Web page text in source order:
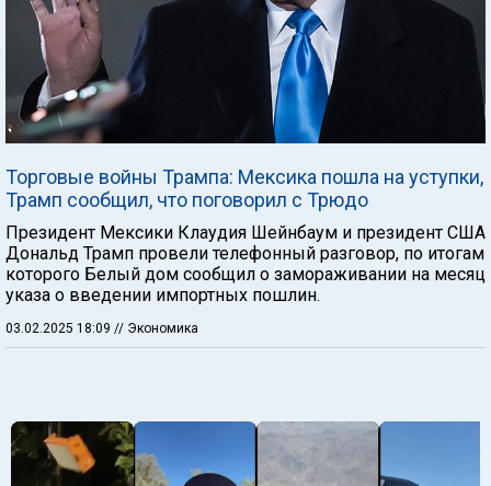
Торговые войны Трампа: Мексика пошла на уступки,
Трамп сообщил, что поговорил с Трюдо
Президент Мексики Клаудия Шейнбаум и президент США
Дональд Трамп провели телефонный разговор, по итогам
которого Белый дом сообщил о замораживании на месяц
указа о введении импортных пошлин.
03.02.2025 18:09 // Экономика